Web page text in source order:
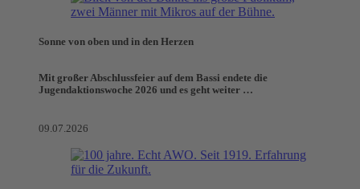
Sonne von oben und in den Herzen
Mit großer Abschlussfeier auf dem Bassi endete die
Jugendaktionswoche 2026 und es geht weiter …
09.07.2026